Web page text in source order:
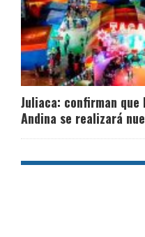
Juliaca: confirman
Andina se realizará